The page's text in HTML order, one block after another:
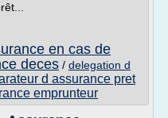
en cas de
deces / delegation d
d assurance pret
emprunteur